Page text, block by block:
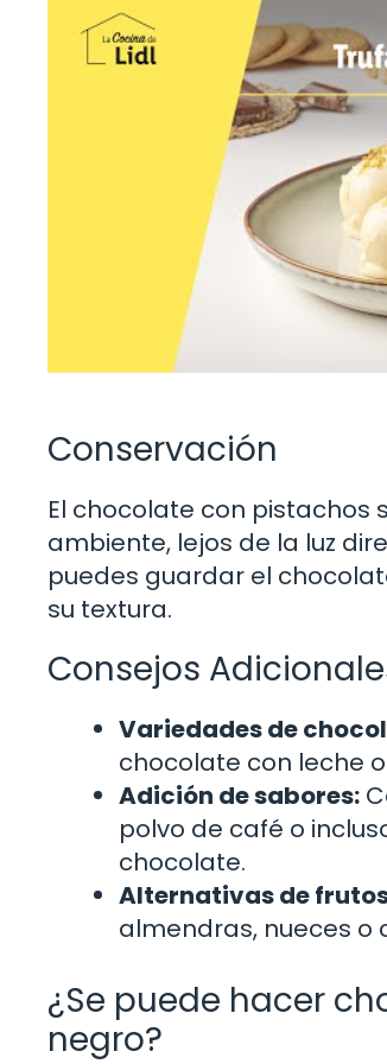
Conservación
El chocolate con
ambiente, lejos de la luz
puedes guardar el
su textura.
Consejos
Variedades de
chocolate con leche
Adición de sabores:
polvo de café o
chocolate.
Alternativas de
almendras, nueces o
¿Se puede hacer
negro?